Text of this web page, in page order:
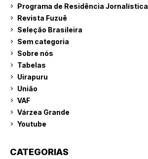
Programa de Residência Jornalística
Revista Fuzuê
Seleção Brasileira
Sem categoria
Sobre nós
Tabelas
Uirapuru
União
VAF
Várzea Grande
Youtube
CATEGORIAS